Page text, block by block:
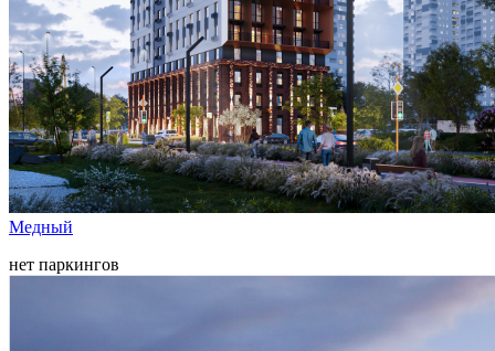
Медный
нет паркингов